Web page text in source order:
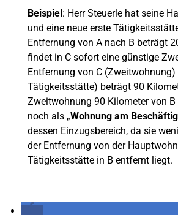
Beispiel: Herr Steuerle hat seine
und eine neue erste
Entfernung von A nach B beträgt
findet in C sofort eine günstige
Entfernung von C (Zweitwohnung)
Tätigkeitsstätte) beträgt 90
Zweitwohnung 90 Kilometer von
noch als „Wohnung am
dessen Einzugsbereich, da sie
der Entfernung von der
Tätigkeitsstätte in B entfernt liegt.